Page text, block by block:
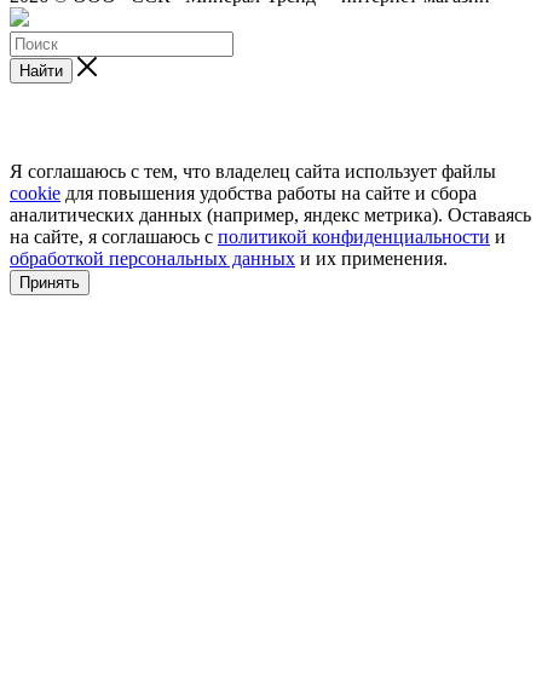
Найти
Я соглашаюсь с тем, что владелец сайта использует файлы
cookie для повышения удобства работы на сайте и сбора
аналитических данных (например, яндекс метрика). Оставаясь
на сайте, я соглашаюсь с политикой конфиденциальности и
обработкой персональных данных и их применения.
Принять